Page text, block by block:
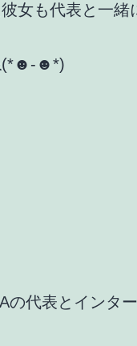
女も代表と一緒
(*☻-☻*)
の代表とインタ